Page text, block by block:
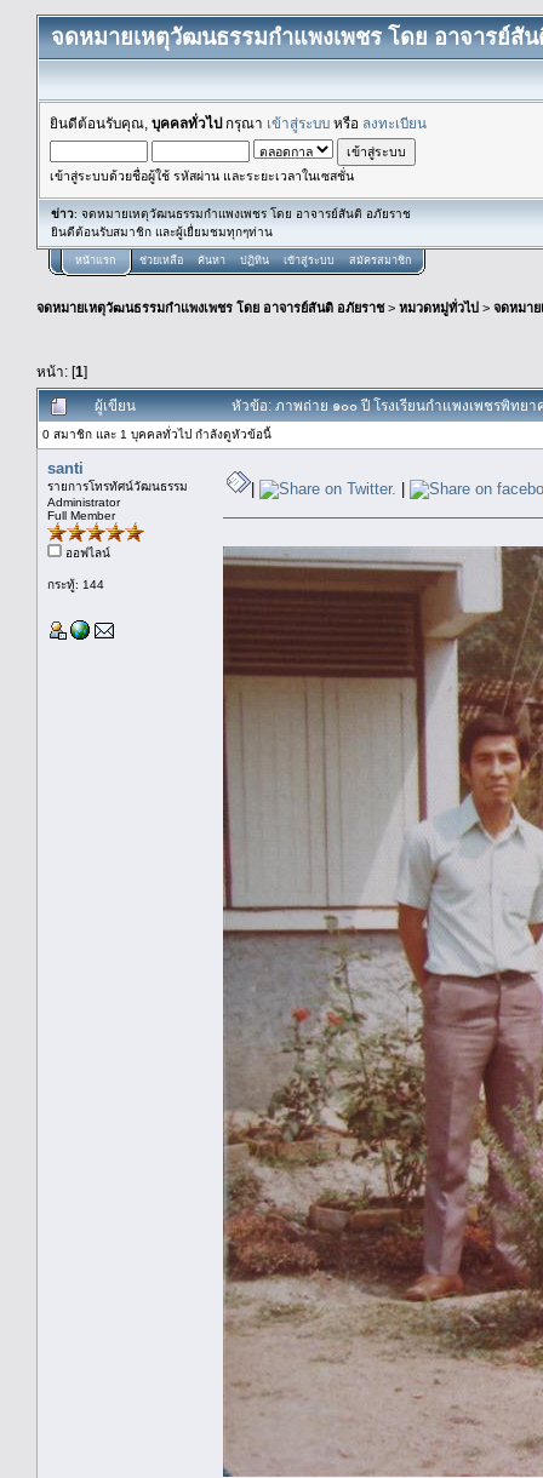
จดหมายเหตุวัฒนธรรมกำแพงเพชร โดย อาจารย์สั
ยินดีต้อนรับคุณ, บุคคลทั่วไปกรุณา เข้าสู่ระบบ หรือ ลงทะเบียน
เข้าสู่ระบบด้วยชื่อผู้ใช้ รหัสผ่าน และระยะเวลาในเซสชั่น
ข่าว: จดหมายเหตุวัฒนธรรมกำแพงเพชร โดย อาจารย์สันติ อภัยราช
ยินดีต้อนรับสมาชิก และผู้เยื่ยมชมทุกๆท่าน
หน้าแรก ช่วยเหลือ ค้นหา ปฏิทิน เข้าสู่ระบบ สมัครสมาชิก
จดหมายเหตุวัฒนธรรมกำแพงเพชร โดย อาจารย์สันติ อภัยราช> หมวดหมู่ทั่วไป > จดหมา
หน้า: [1]
ผู้เขียน หัวข้อ: ภาพถ่าย ๑๐๐ ปี โรงเรียนกำแพงเพชรพิทย
0 สมาชิก และ 1 บุคคลทั่วไป กำลังดูหัวข้อนี้
santi
รายการโทรทัศน์วัฒนธรรม
Administrator
Full Member
ออฟไลน์
กระทู้: 144
| |